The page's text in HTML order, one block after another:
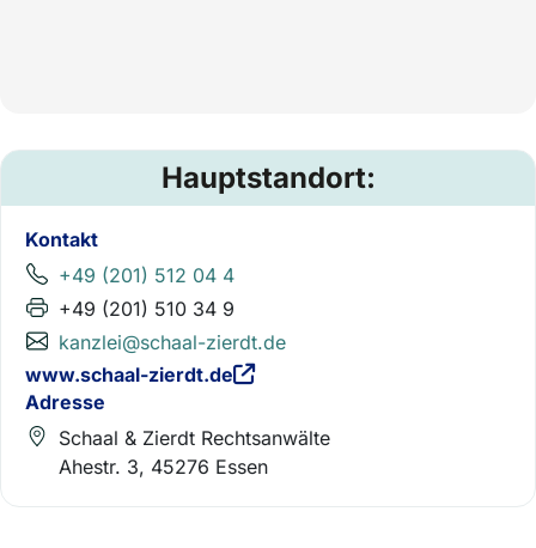
Hauptstandort:
Kontakt
+49 (201) 512 04 4
+49 (201) 510 34 9
kanzlei@schaal-zierdt.de
www.schaal-zierdt.de
Adresse
Schaal & Zierdt Rechtsanwälte
Ahestr. 3, 45276 Essen